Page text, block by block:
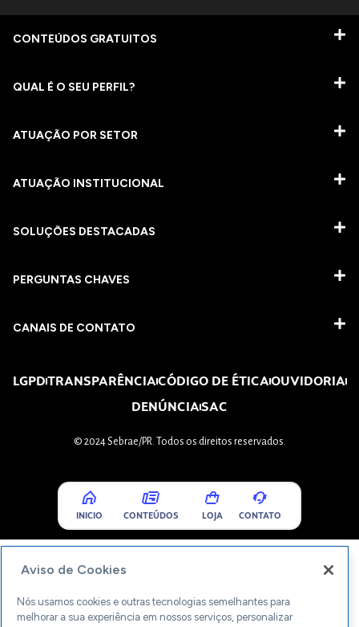
CONTEÚDOS GRATUITOS
QUAL É O SEU PERFIL?
ATUAÇÃO POR SETOR
ATUAÇÃO INSTITUCIONAL
SOLUÇÕES DESTACADAS
PERGUNTAS CHAVES​
CANAIS DE CONTATO
LGPDTRANSPARÊNCIACÓDIGO DE ÉTICAOUVIDORIA
DENÚNCIASAC
© 2024 Sebrae/PR. Todos os direitos reservados.
INICIO CONTEÚDOS LOJA CONTATO
Aviso de Cookies
Nós usamos cookies e outras tecnologias semelhantes para
melhorar a sua experiência em nossos serviços, personalizar